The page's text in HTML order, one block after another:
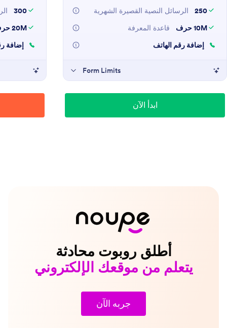
250
الرسائل النصية القصيرة الشهرية
10M حرف
قاعدة المعرفة
إضافة رقم الهاتف
Form Limits
ابدأ الآن
300
20M حرف
إضافة
أطلق روبوت محادثة
يتعلم من موقعك الإلكتروني
جربه الآن